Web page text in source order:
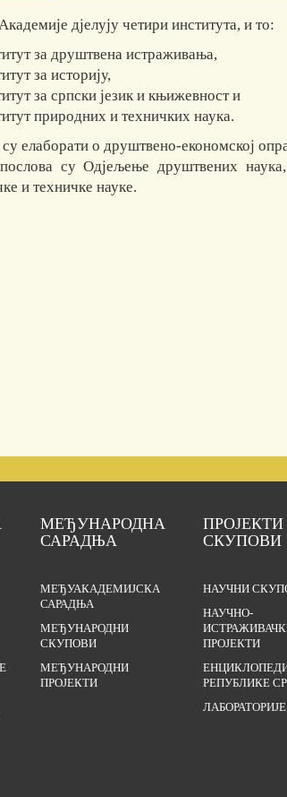
дјелују четири института, и то:
за друштвена истраживања,
за историју,
за српски језик и књижевност и
природних и техничких наука.
елаборати о друштвено-економској
су Одјељење друштвених
и техничке науке.
МЕЂУНАРОДНА
САРАДЊА
МЕЂУАКАДЕМИЈСКА
САРАДЊА
МЕЂУНАРОДНИ
СКУПОВИ
МЕЂУНАРОДНИ
ПРОЈЕКТИ
СКУПОВИ
НАУЧНИ
НАУЧНО-
ПРОЈЕКТИ
РЕПУБЛИКЕ
ЛАБОРАТОРИЈЕ